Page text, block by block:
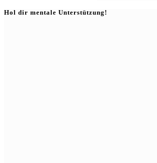
Hol dir mentale Unterstützung!